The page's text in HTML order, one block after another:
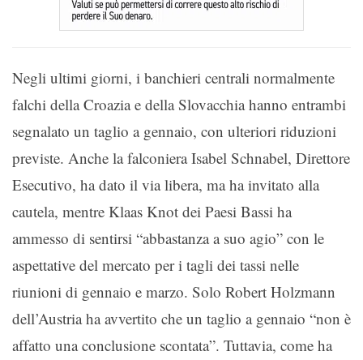
Negli ultimi giorni, i banchieri centrali normalmente
falchi della Croazia e della Slovacchia hanno entrambi
segnalato un taglio a gennaio, con ulteriori riduzioni
previste. Anche la falconiera Isabel Schnabel, Direttore
Esecutivo, ha dato il via libera, ma ha invitato alla
cautela, mentre Klaas Knot dei Paesi Bassi ha
ammesso di sentirsi “abbastanza a suo agio” con le
aspettative del mercato per i tagli dei tassi nelle
riunioni di gennaio e marzo. Solo Robert Holzmann
dell’Austria ha avvertito che un taglio a gennaio “non è
affatto una conclusione scontata”. Tuttavia, come ha